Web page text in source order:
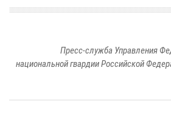
Пресс-служба Управления
национальной гвардии Российской